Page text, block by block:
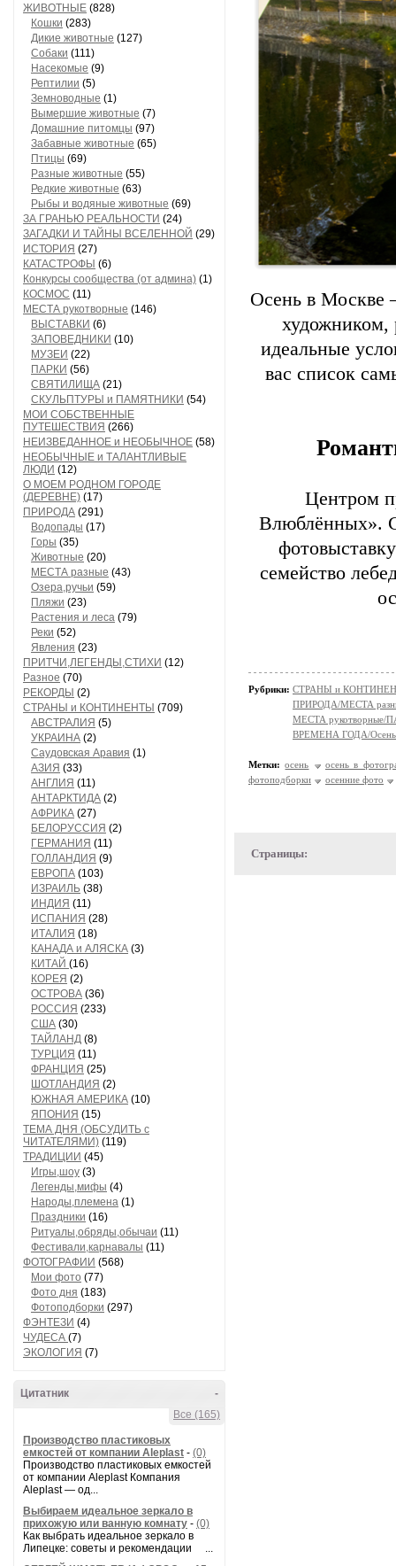
ЖИВОТНЫЕ (828)
Кошки (283)
Дикие животные (127)
Собаки (111)
Насекомые (9)
Рептилии (5)
Земноводные (1)
Вымершие животные (7)
Домашние питомцы (97)
Забавные животные (65)
Птицы (69)
Разные животные (55)
Редкие животные (63)
Рыбы и водяные животные (69)
ЗА ГРАНЬЮ РЕАЛЬНОСТИ (24)
ЗАГАДКИ И ТАЙНЫ ВСЕЛЕННОЙ (29)
ИСТОРИЯ (27)
КАТАСТРОФЫ (6)
Конкурсы сообщества (от админа) (1)
КОСМОС (11)
МЕСТА рукотворные (146)
ВЫСТАВКИ (6)
ЗАПОВЕДНИКИ (10)
МУЗЕИ (22)
ПАРКИ (56)
СВЯТИЛИЩА (21)
СКУЛЬПТУРЫ и ПАМЯТНИКИ (54)
МОИ СОБСТВЕННЫЕ
ПУТЕШЕСТВИЯ (266)
НЕИЗВЕДАННОЕ и НЕОБЫЧНОЕ (58)
НЕОБЫЧНЫЕ и ТАЛАНТЛИВЫЕ
ЛЮДИ (12)
О МОЕМ РОДНОМ ГОРОДЕ
(ДЕРЕВНЕ) (17)
ПРИРОДА (291)
Водопады (17)
Горы (35)
Животные (20)
МЕСТА разные (43)
Озера,ручьи (59)
Пляжи (23)
Растения и леса (79)
Реки (52)
Явления (23)
ПРИТЧИ,ЛЕГЕНДЫ,СТИХИ (12)
Разное (70)
РЕКОРДЫ (2)
СТРАНЫ и КОНТИНЕНТЫ (709)
АВСТРАЛИЯ (5)
УКРАИНА (2)
Саудовская Аравия (1)
АЗИЯ (33)
АНГЛИЯ (11)
АНТАРКТИДА (2)
АФРИКА (27)
БЕЛОРУССИЯ (2)
ГЕРМАНИЯ (11)
ГОЛЛАНДИЯ (9)
ЕВРОПА (103)
ИЗРАИЛЬ (38)
ИНДИЯ (11)
ИСПАНИЯ (28)
ИТАЛИЯ (18)
КАНАДА и АЛЯСКА (3)
КИТАЙ (16)
КОРЕЯ (2)
ОСТРОВА (36)
РОССИЯ (233)
США (30)
ТАЙЛАНД (8)
ТУРЦИЯ (11)
ФРАНЦИЯ (25)
ШОТЛАНДИЯ (2)
ЮЖНАЯ АМЕРИКА (10)
ЯПОНИЯ (15)
ТЕМА ДНЯ (ОБСУДИТЬ с
ЧИТАТЕЛЯМИ) (119)
ТРАДИЦИИ (45)
Игры,шоу (3)
Легенды,мифы (4)
Народы,племена (1)
Праздники (16)
Ритуалы,обряды,обычаи (11)
Фестивали,карнавалы (11)
ФОТОГРАФИИ (568)
Мои фото (77)
Фото дня (183)
Фотоподборки (297)
ФЭНТЕЗИ (4)
ЧУДЕСА (7)
ЭКОЛОГИЯ (7)
-
Цитатник
Все (165)
Производство пластиковых
емкостей от компании Aleplast - (0)
Производство пластиковых емкостей
от компании Aleplast Компания
Aleplast — од...
Выбираем идеальное зеркало в
прихожую или ванную комнату - (0)
Как выбрать идеальное зеркало в
Липецке: советы и рекомендации ...
Осень в Москве
художником,
идеальные
вас список
Центром
Влюблённых».
семейство
Рубрики: СТРАНЫ и
ПРИРОДА/МЕСТА
МЕСТА рукотворные/
ВРЕМЕНА ГОДА/Осень
Метки: осень
осень в
фотоподборки
осенние фото
Страницы: